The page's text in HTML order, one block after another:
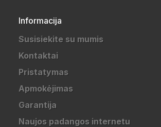
Informacija
Susisiekite su mumis
Kontaktai
Pristatymas
Apmokėjimas
Garantija
Naujos padangos internetu